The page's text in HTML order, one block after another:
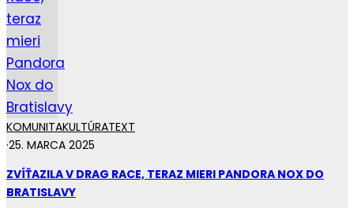
KOMUNITAKULTÚRATEXT
·25. MARCA 2025
ZVÍŤAZILA V DRAG RACE, TERAZ MIERI PANDORA NOX DO
BRATISLAVY